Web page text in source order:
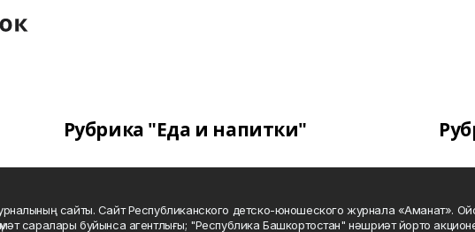
Рубрика "Еда и напитки"
сайты. Сайт Республиканского детско-юношеского журнала «Аманат».
саралары буйынса агентлығы; "Республика Башкортостан" нәшриәт йорто